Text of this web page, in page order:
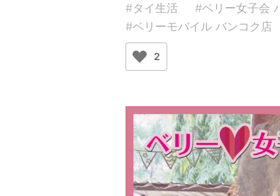
#タイ生活
#ベリー女子会
#ベリーモバイル バンコク店
2